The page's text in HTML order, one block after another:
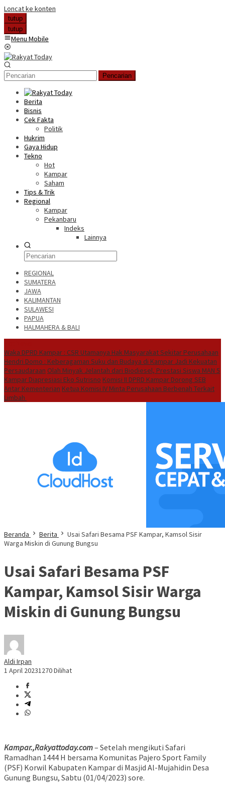
Loncat ke konten
tutup
tutup
Menu Mobile
Pencarian
Berita
Bisnis
Cek Fakta
Politik
Hukrim
Gaya Hidup
Tekno
Hot
Kampar
Saham
Tips & Trik
Regional
Kampar
Pekanbaru
Indeks
Lainnya
REGIONAL
SUMATERA
JAWA
KALIMANTAN
SULAWESI
PAPUA
HALMAHERA & BALI
Waka DPRD Kampar : CSR Utamanya Hak Masyarakat Sekitar Perusahaan
Hendri Domo : Keberagaman Suku dan Budaya di Kampar Jadi Kekuatan
Persaudaraan Olah Minyak Jelantah dari Biodiesel, Prestasi Siswa MAN 5
Kampar Diapresiasi Eko Sutrisno Komisi II DPRD Kampar Dorong SEB
Antar Kementerian Ketua Komisi IV Minta Perusahaan Berbenah Terkait
Limbah
Beranda Berita
Usai Safari Besama PSF Kampar, Kamsol Sisir
Warga Miskin di Gunung Bungsu
Usai Safari Besama PSF
Kampar, Kamsol Sisir Warga
Miskin di Gunung Bungsu
Aldi Irpan
1 April 20231270 Dilihat
Kampar.,Rakyattoday.com– Setelah mengikuti Safari
Ramadhan 1444 H bersama Komunitas Pajero Sport Family
(PSF) Korwil Kabupaten Kampar di Masjid Al-Mujahidin Desa
Gunung Bungsu, Sabtu (01/04/2023) sore.